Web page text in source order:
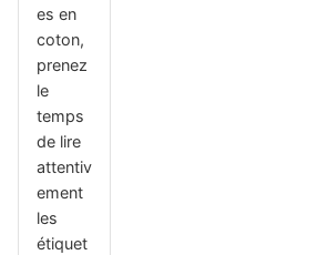
es en
coton,
prenez
le
temps
de lire
attentiv
ement
les
étiquet